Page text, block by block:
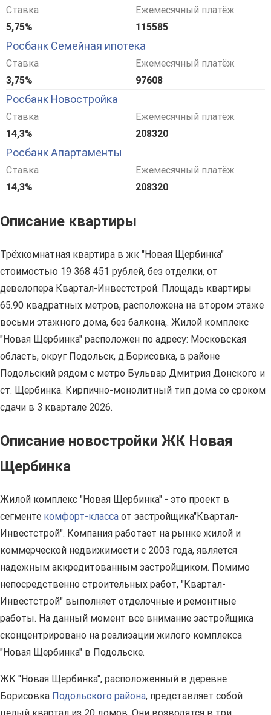
Ставка
5,75%
Ежемесячный платёж
115585
Росбанк Семейная ипотека
Ставка
3,75%
Ежемесячный платёж
97608
Росбанк Новостройка
Ставка
14,3%
Ежемесячный платёж
208320
Росбанк Апартаменты
Ставка
14,3%
Ежемесячный платёж
208320
Описание квартиры
Трёхкомнатная квартира в жк "Новая Щербинка"
стоимостью 19 368 451 рублей, без отделки, от
девелопера Квартал-Инвестстрой. Площадь квартиры
65.90 квадратных метров, расположена на втором этаже
восьми этажного дома, без балкона,. Жилой комплекс
"Новая Щербинка" расположен по адресу: Московская
область, округ Подольск, д.Борисовка, в районе
Подольский рядом с метро Бульвар Дмитрия Донского и
ст. Щербинка. Кирпично-монолитный тип дома со сроком
сдачи в 3 квартале 2026.
Описание новостройки ЖК Новая
Щербинка
Жилой комплекс "Новая Щербинка" - это проект в
сегменте комфорт-класса от застройщика"Квартал-
Инвестстрой". Компания работает на рынке жилой и
коммерческой недвижимости с 2003 года, является
надежным аккредитованным застройщиком. Помимо
непосредственно строительных работ, "Квартал-
Инвестстрой" выполняет отделочные и ремонтные
работы. На данный момент все внимание застройщика
сконцентрировано на реализации жилого комплекса
"Новая Щербинка" в Подольске.
ЖК "Новая Щербинка", расположенный в деревне
Борисовка Подольского района, представляет собой
целый квартал из 20 домов. Они возводятся в три